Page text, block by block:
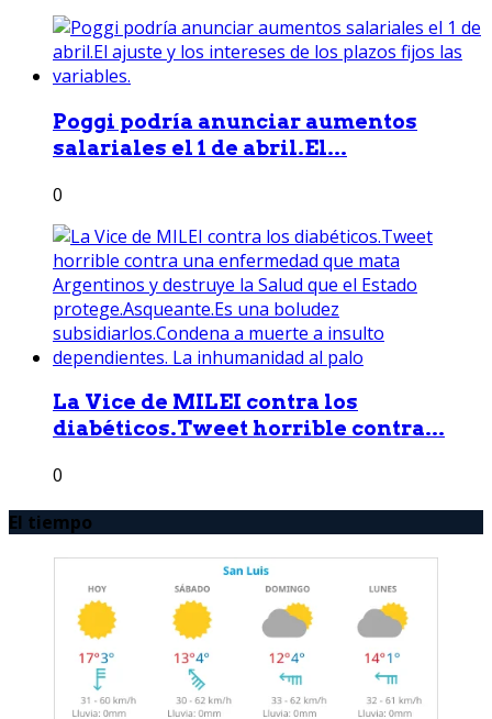
Poggi podría anunciar aumentos
salariales el 1 de abril.El...
0
La Vice de MILEI contra los
diabéticos.Tweet horrible contra...
0
El tiempo